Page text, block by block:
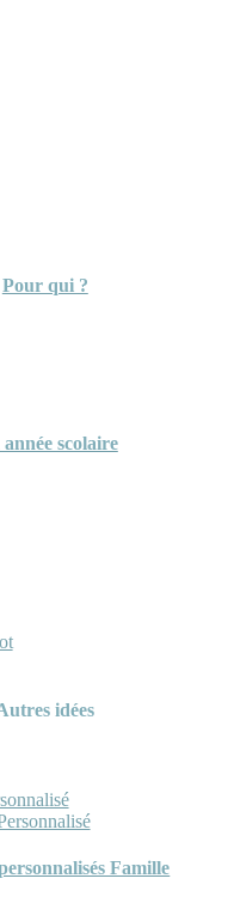
Pour qui ?
scolaire
idées
Famille